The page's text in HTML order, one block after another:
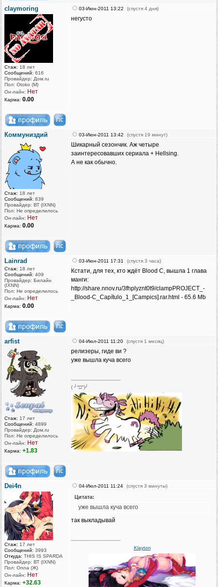
claymoring
Стаж: 18 лет
Сообщений: 616
Провайдер: Дом.ru
Пол: Otoko (M)
Он-лайн: Нет
Карма: 0.00
03-Июн-2011 13:22 (спустя 4 дня)
негусто
Коммуниздий
Стаж: 18 лет
Сообщений: 839
Провайдер: ВТ (IXNN)
Пол: Не определилось
Он-лайн: Нет
Карма: 0.00
03-Июн-2011 13:42 (спустя 19 минут)
Шикарный сезончик. Аж четыре
заинтересовавших сериала + Hellsing.
А не как обычно.
Lainrad
Стаж: 18 лет
Сообщений: 409
Провайдер: Билайн
(IXNN)
Пол: Не определилось
Он-лайн: Нет
Карма: 0.00
03-Июн-2011 17:31 (спустя 3 часа)
Кстати, для тех, кто ждёт Blood C, вышла 1 глава
манги:
http://share.nnov.ru/3fhplyznt0t9/clampPROJECT_-
_Blood-C_Capítulo_1_[Campics].rar.html - 65.6 Mb
arfist
Стаж: 17 лет
Сообщений: 4899
Провайдер: Дом.ru
Пол: Не определилось
Он-лайн: Нет
Карма: +1.83
04-Июл-2011 11:20 (спустя 1 месяц)
релизеры, гиде ви ?
уже вышла куча всего
( ╯°□°)╯
Dei4n
Стаж: 17 лет
Сообщений: 3993
Откуда: THIS IS SPARDA
Провайдер: ВТ (IXNN)
Пол: Onna (Ж)
Он-лайн: Нет
Карма: +32.63
04-Июл-2011 11:24 (спустя 3 минуты)
Цитата:
уже вышла куча всего
так выкладывай
Klayton